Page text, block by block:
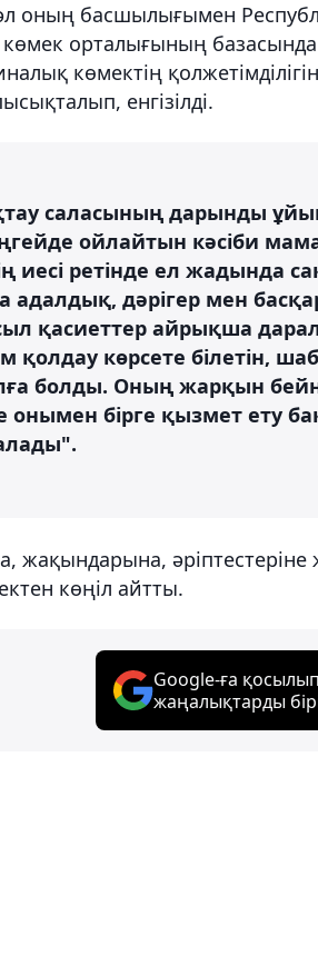
оның басшылығымен
орталығының базасында
көмектің
енгізілді.
саласының дарынды
ойлайтын кәсіби
иесі ретінде ел жадында
дәрігер мен
қасиеттер айрықша
қолдау көрсете білетін,
болды. Оның жарқын
онымен бірге қызмет ету
әріптестеріне
көңіл айтты.
Google-ға
жаңалықтарды